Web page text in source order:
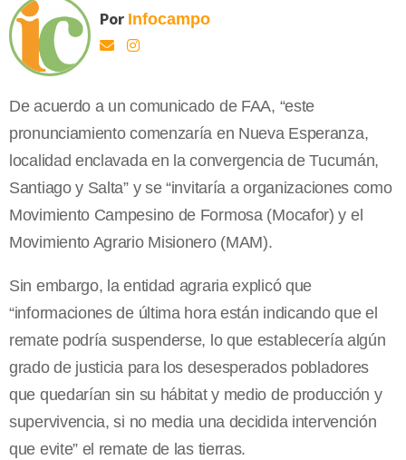
Por Infocampo
De acuerdo a un comunicado de FAA, “este
pronunciamiento comenzaría en Nueva Esperanza,
localidad enclavada en la convergencia de Tucumán,
Santiago y Salta” y se “invitaría a organizaciones como
Movimiento Campesino de Formosa (Mocafor) y el
Movimiento Agrario Misionero (MAM).
Sin embargo, la entidad agraria explicó que
“informaciones de última hora están indicando que el
remate podría suspenderse, lo que establecería algún
grado de justicia para los desesperados pobladores
que quedarían sin su hábitat y medio de producción y
supervivencia, si no media una decidida intervención
que evite” el remate de las tierras.